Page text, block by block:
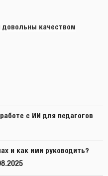
довольны качеством
с ИИ для педагогов
и как ими руководить?